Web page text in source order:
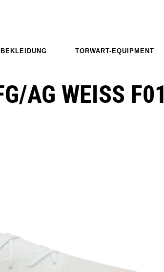
TORWART-EQUIPMENT
AG WEISS F01